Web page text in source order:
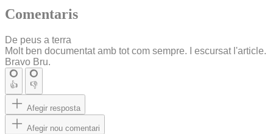
Comentaris
De peus a terra
Molt ben documentat amb tot com sempre. I escursat l'article.
Bravo Bru.
👍 👎
Afegir resposta
Afegir nou comentari